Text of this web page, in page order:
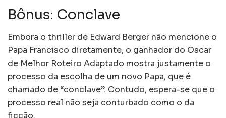
Bônus: Conclave
Embora o thriller de Edward Berger não mencione o
Papa Francisco diretamente, o ganhador do Oscar
de Melhor Roteiro Adaptado mostra justamente o
processo da escolha de um novo Papa, que é
chamado de “conclave”. Contudo, espera-se que o
processo real não seja conturbado como o da
ficção.